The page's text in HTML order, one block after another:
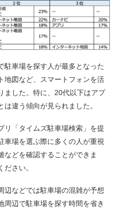
車場を探す人が最多となった
地図など、スマートフォンを活
ました。特に、20代以下はアプ
違う傾向が見られました。
「タイムズ駐車場検索」を提
車場を選ぶ際に多くの人が重視
などを確認することができま
さい。
などでは駐車場の混雑が予想
周辺で駐車場を探す時間を省き